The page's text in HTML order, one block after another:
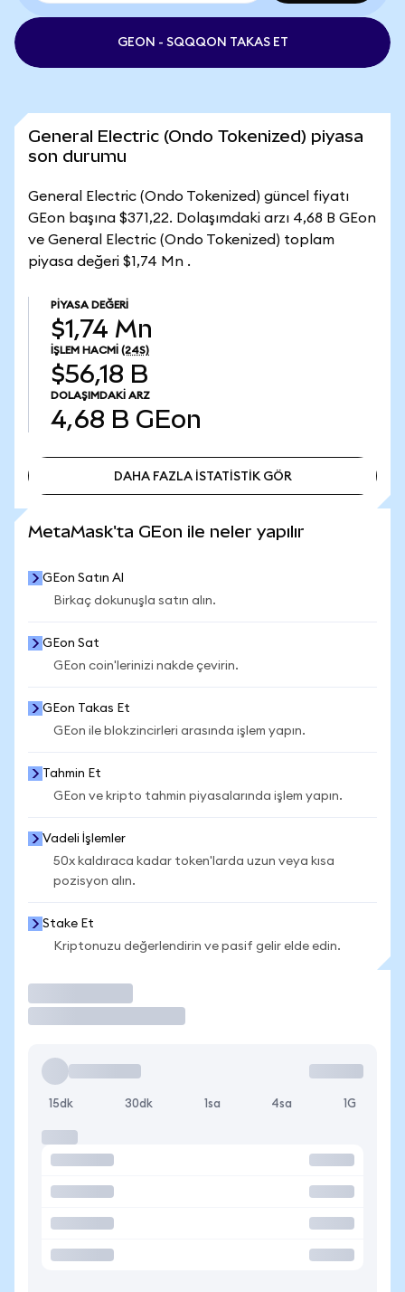
GEON - SQQQON TAKAS ET
General Electric (Ondo Tokenized) piyasa
son durumu
General Electric (Ondo Tokenized) güncel fiyatı
GEon başına $371,22. Dolaşımdaki arzı 4,68 B GEon
ve General Electric (Ondo Tokenized) toplam
piyasa değeri $1,74 Mn .
PIYASA DEĞERI
$1,74 Mn
İŞLEM HACMI (24S)
$56,18 B
DOLAŞIMDAKI ARZ
4,68 B GEon
DAHA FAZLA İSTATİSTİK GÖR
MetaMask'ta GEon ile neler yapılır
GEon Satın Al
Birkaç dokunuşla satın alın.
GEon Sat
GEon coin'lerinizi nakde çevirin.
GEon Takas Et
GEon ile blokzincirleri arasında işlem yapın.
Tahmin Et
GEon ve kripto tahmin piyasalarında işlem yapın.
Vadeli İşlemler
50x kaldıraca kadar token'larda uzun veya kısa
pozisyon alın.
Stake Et
Kriptonuzu değerlendirin ve pasif gelir elde edin.
15dk 30dk 1sa 4sa 1G